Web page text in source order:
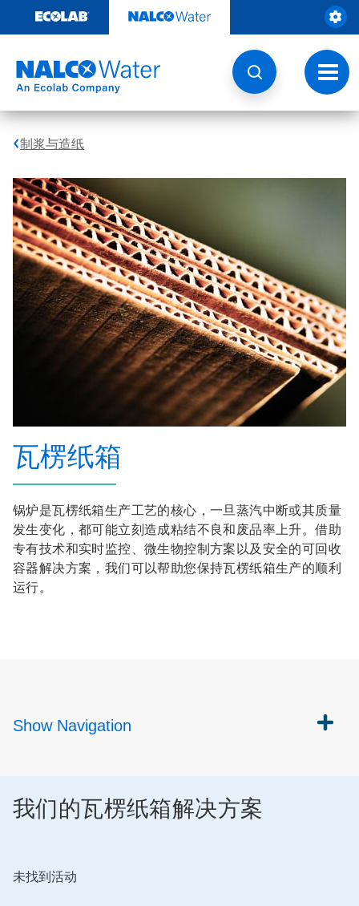
至
切
换
导
航
制浆与造纸
瓦楞纸箱
锅炉是瓦楞纸箱生产工艺的核心，一旦蒸汽中断或其质量
发生变化，都可能立刻造成粘结不良和废品率上升。借助
专有技术和实时监控、微生物控制方案以及安全的可回收
容器解决方案，我们可以帮助您保持瓦楞纸箱生产的顺利
运行。
Show Navigation
我们的瓦楞纸箱解决方案
未找到活动